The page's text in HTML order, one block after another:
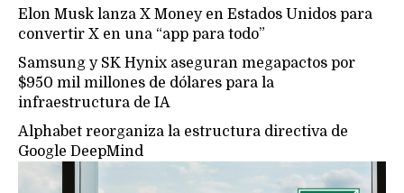
Elon Musk lanza X Money en Estados Unidos para
convertir X en una “app para todo”
Samsung y SK Hynix aseguran megapactos por
$950 mil millones de dólares para la
infraestructura de IA
Alphabet reorganiza la estructura directiva de
Google DeepMind